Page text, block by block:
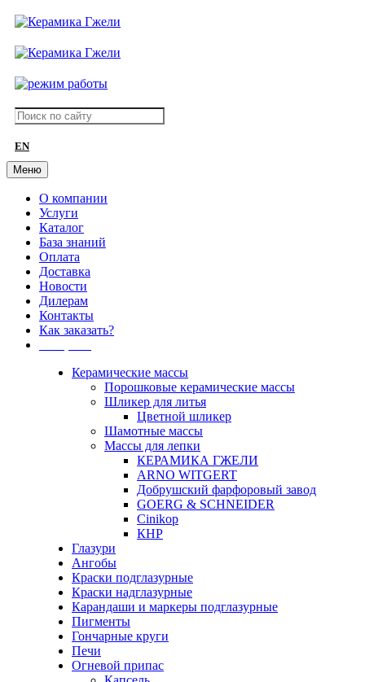
EN
Меню
О компании
Услуги
Каталог
База знаний
Оплата
Доставка
Новости
Дилерам
Контакты
Как заказать?
Керамические массы
Порошковые керамические массы
Шликер для литья
Цветной шликер
Шамотные массы
Массы для лепки
КЕРАМИКА ГЖЕЛИ
ARNO WITGERT
Добрушский фарфоровый завод
GOERG & SCHNEIDER
Cinikop
КНР
Глазури
Ангобы
Краски подглазурные
Краски надглазурные
Карандаши и маркеры подглазурные
Пигменты
Гончарные круги
Печи
Огневой припас